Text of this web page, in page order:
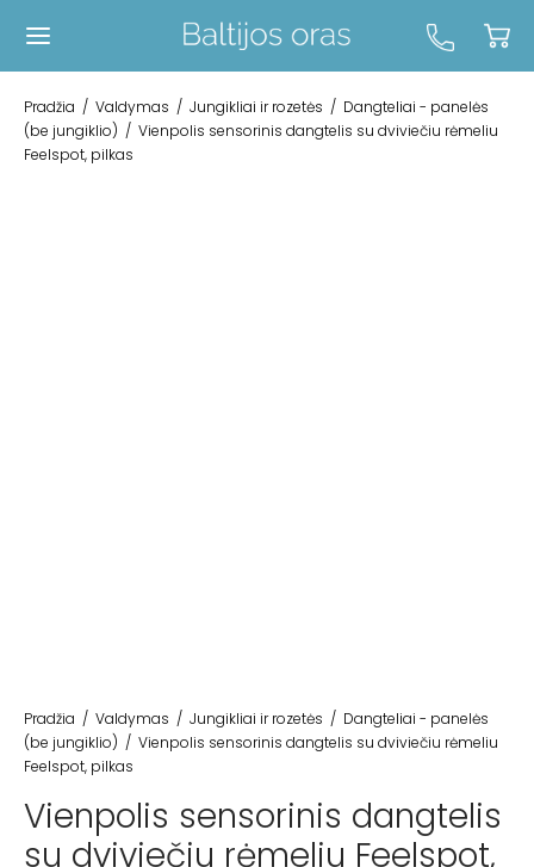
Pradžia / Valdymas / Jungikliai ir rozetės / Dangteliai - panelės
(be jungiklio) / Vienpolis sensorinis dangtelis su dviviečiu rėmeliu
Feelspot, pilkas
Pradžia / Valdymas / Jungikliai ir rozetės / Dangteliai - panelės
(be jungiklio) / Vienpolis sensorinis dangtelis su dviviečiu rėmeliu
Feelspot, pilkas
Vienpolis sensorinis dangtelis
su dviviečiu rėmeliu Feelspot,